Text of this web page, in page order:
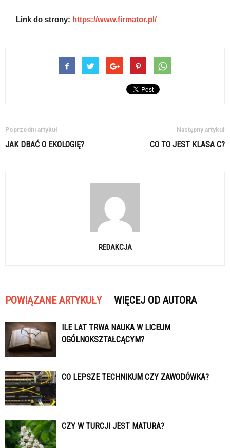
Link do strony: https://www.firmator.pl/
Poprzedni artykuł
JAK DBAĆ O EKOLOGIĘ?
Następny artykuł
CO TO JEST KLASA C?
REDAKCJA
POWIĄZANE ARTYKUŁY WIĘCEJ OD AUTORA
ILE LAT TRWA NAUKA W LICEUM
OGÓLNOKSZTAŁCĄCYM?
CO LEPSZE TECHNIKUM CZY ZAWODÓWKA?
CZY W TURCJI JEST MATURA?